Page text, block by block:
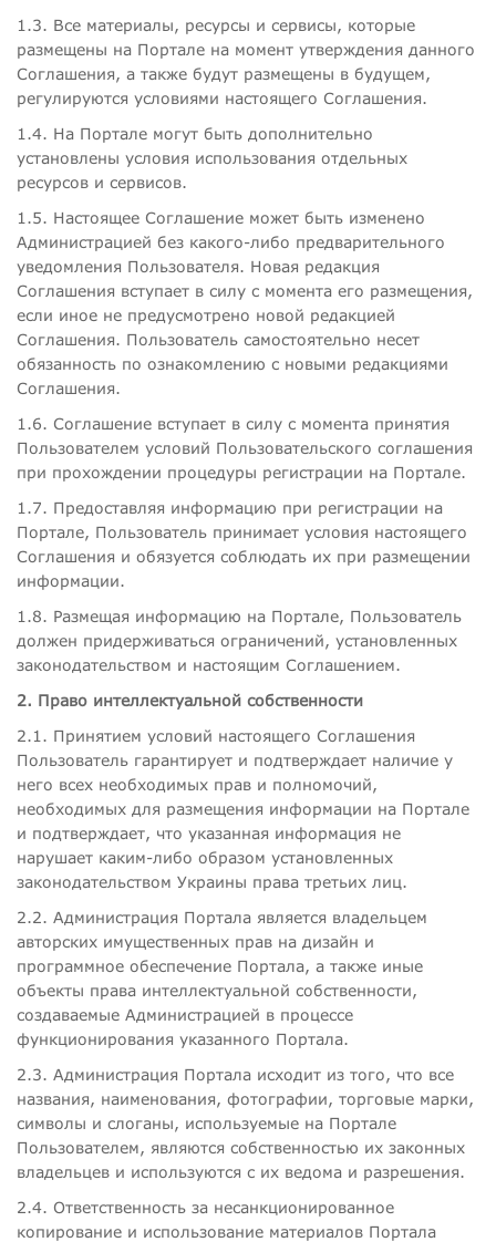
1.3. Все материалы, ресурсы и сервисы, которые
размещены на Портале на момент утверждения данного
Соглашения, а также будут размещены в будущем,
регулируются условиями настоящего Соглашения.
1.4. На Портале могут быть дополнительно
установлены условия использования отдельных
ресурсов и сервисов.
1.5. Настоящее Соглашение может быть изменено
Администрацией без какого-либо предварительного
уведомления Пользователя. Новая редакция
Соглашения вступает в силу с момента его размещения,
если иное не предусмотрено новой редакцией
Соглашения. Пользователь самостоятельно несет
обязанность по ознакомлению с новыми редакциями
Соглашения.
1.6. Соглашение вступает в силу с момента принятия
Пользователем условий Пользовательского соглашения
при прохождении процедуры регистрации на Портале.
1.7. Предоставляя информацию при регистрации на
Портале, Пользователь принимает условия настоящего
Соглашения и обязуется соблюдать их при размещении
информации.
1.8. Размещая информацию на Портале, Пользователь
должен придерживаться ограничений, установленных
законодательством и настоящим Соглашением.
2. Право интеллектуальной собственности
2.1. Принятием условий настоящего Соглашения
Пользователь гарантирует и подтверждает наличие у
него всех необходимых прав и полномочий,
необходимых для размещения информации на Портале
и подтверждает, что указанная информация не
нарушает каким-либо образом установленных
законодательством Украины права третьих лиц.
2.2. Администрация Портала является владельцем
авторских имущественных прав на дизайн и
программное обеспечение Портала, а также иные
объекты права интеллектуальной собственности,
создаваемые Администрацией в процессе
функционирования указанного Портала.
2.3. Администрация Портала исходит из того, что все
названия, наименования, фотографии, торговые марки,
символы и слоганы, используемые на Портале
Пользователем, являются собственностью их законных
владельцев и используются с их ведома и разрешения.
2.4. Ответственность за несанкционированное
копирование и использование материалов Портала